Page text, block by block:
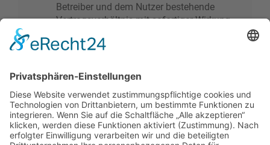
Betreiber und dem Nutzer bestehende
Vertragsverhältnis mit sofortiger Wirkung.
verbindlich, wenn der Nutzer den
Informationen über den Umgang mit deinen
persönlichen Daten sind in der
Datenschutzerklärung enthalten.